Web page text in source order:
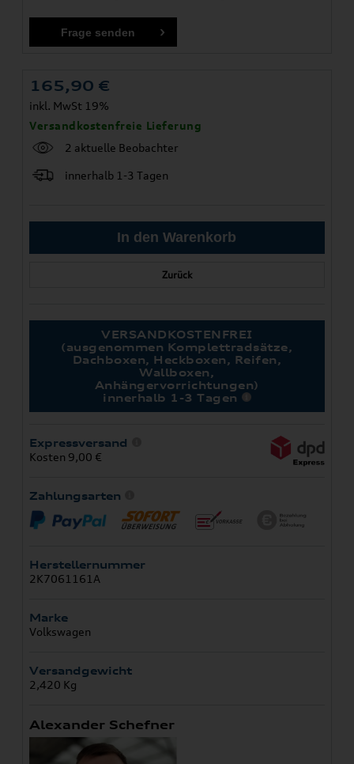
165,90 €
inkl. MwSt 19%
Versandkostenfreie Lieferung
2 aktuelle Beobachter
innerhalb 1-3 Tagen
Zurück
VERSANDKOSTENFREI
(ausgenommen Komplettradsätze,
Dachboxen, Heckboxen, Reifen,
Wallboxen,
Anhängervorrichtungen)
innerhalb 1-3 Tagen
Expressversand
Kosten 9,00 €
Zahlungsarten
Herstellernummer
2K7061161A
Marke
Volkswagen
Versandgewicht
2,420 Kg
Alexander Schefner